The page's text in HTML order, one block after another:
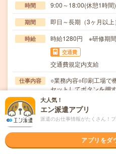
時間 9:00～18:00(休憩1時間)
期間 即日～長期（3ヶ月以
時給 時給1280円 ※研修期間
交通費
交通費規定内支給
仕事内容
○業務内容○印刷工場で
セットしてボタンを押
応募資格
職種未経験OK / ブラン
不要
＜未経験OK！＞＃学歴
流れ「応募する」ボタ
職場の雰囲気
大人気！
エン派遣アプリ
派遣のお仕事情報がたくさん！
アプリをダ